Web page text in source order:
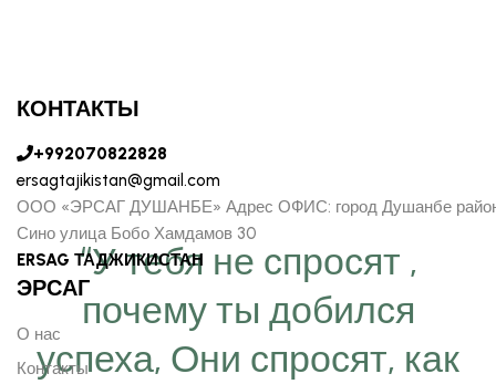
“У тебя не спросят ,
почему ты добился
успеха, Они спросят, как
КОНТАКТЫ
+992070822828
ersagtajikistan@gmail.com
ООО «ЭРСАГ ДУШАНБЕ» Адрес ОФИС: город Душанбе
Сино улица Бобо Хамдамов 30
ERSAG ТАДЖИКИСТАН
ЭРСАГ
О нас
Контакты